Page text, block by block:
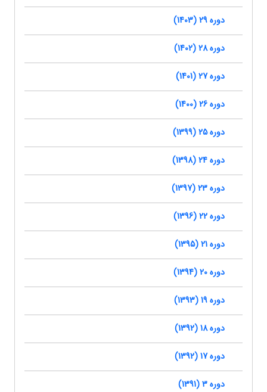
دوره 29 (1403)
دوره 28 (1402)
دوره 27 (1401)
دوره 26 (1400)
دوره 25 (1399)
دوره 24 (1398)
دوره 23 (1397)
دوره 22 (1396)
دوره 21 (1395)
دوره 20 (1394)
دوره 19 (1393)
دوره 18 (1392)
دوره 17 (1392)
دوره 3 (1391)